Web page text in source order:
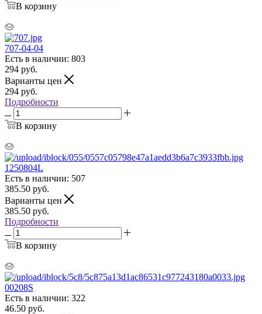
В корзину
707-04-04
Есть в наличии: 803
294 руб.
Варианты цен
294 руб.
Подробности
В корзину
1250804L
Есть в наличии: 507
385.50 руб.
Варианты цен
385.50 руб.
Подробности
В корзину
00208S
Есть в наличии: 322
46.50 руб.